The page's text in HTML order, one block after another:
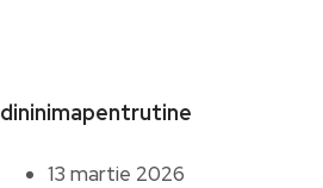
dininimapentrutine
13 martie 2026